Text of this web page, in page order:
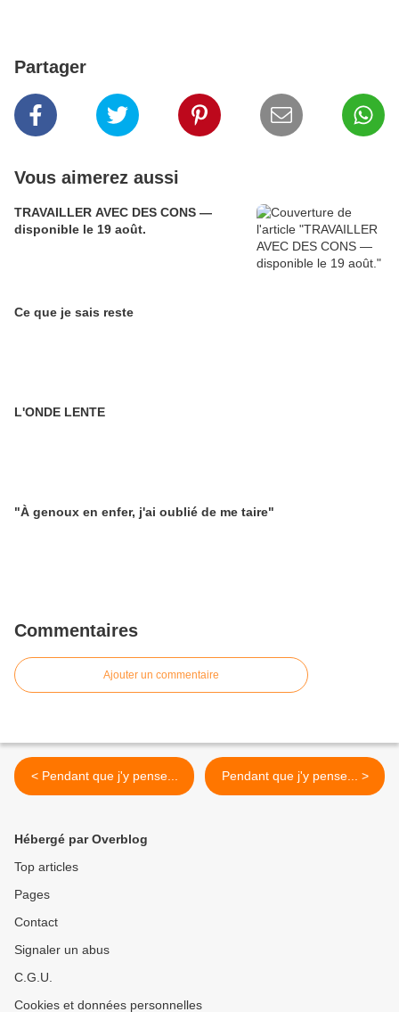
Partager
Vous aimerez aussi
TRAVAILLER AVEC DES CONS —
disponible le 19 août.
Ce que je sais reste
L'ONDE LENTE
"À genoux en enfer, j'ai oublié de me taire"
Commentaires
Ajouter un commentaire
< Pendant que j'y pense... Pendant que j'y pense... >
Hébergé par Overblog
Top articles
Pages
Contact
Signaler un abus
C.G.U.
Cookies et données personnelles